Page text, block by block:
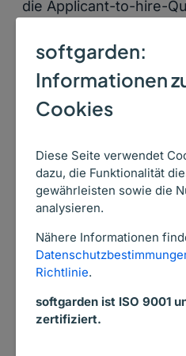
softgarden:
Informationen
Cookies
Diese Seite verwendet
dazu, die Funktionalität
gewährleisten sowie die
analysieren.
Nähere Informationen
Richtlinie.
softgarden ist ISO 9001
zertifiziert.
die Applicant-to-hire-
die Produktivität
Mitarbeiter daher
Recruitingprozess
offene Stellen
Unterstützung gibt es
softgarden
Ihre Mitarbeiter offene
in all ihren sozialen
können.
KMU-Recruiting
Sie es Kandidaten